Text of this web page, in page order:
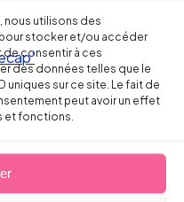
nous utilisons des
stocker et/ou accéder
de consentir à ces
des données telles que le
uniques sur ce site. Le fait de
peut avoir un effet
et fonctions.